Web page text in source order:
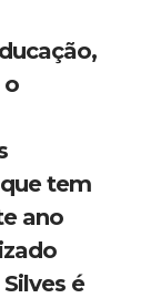
o
tem
ano
é